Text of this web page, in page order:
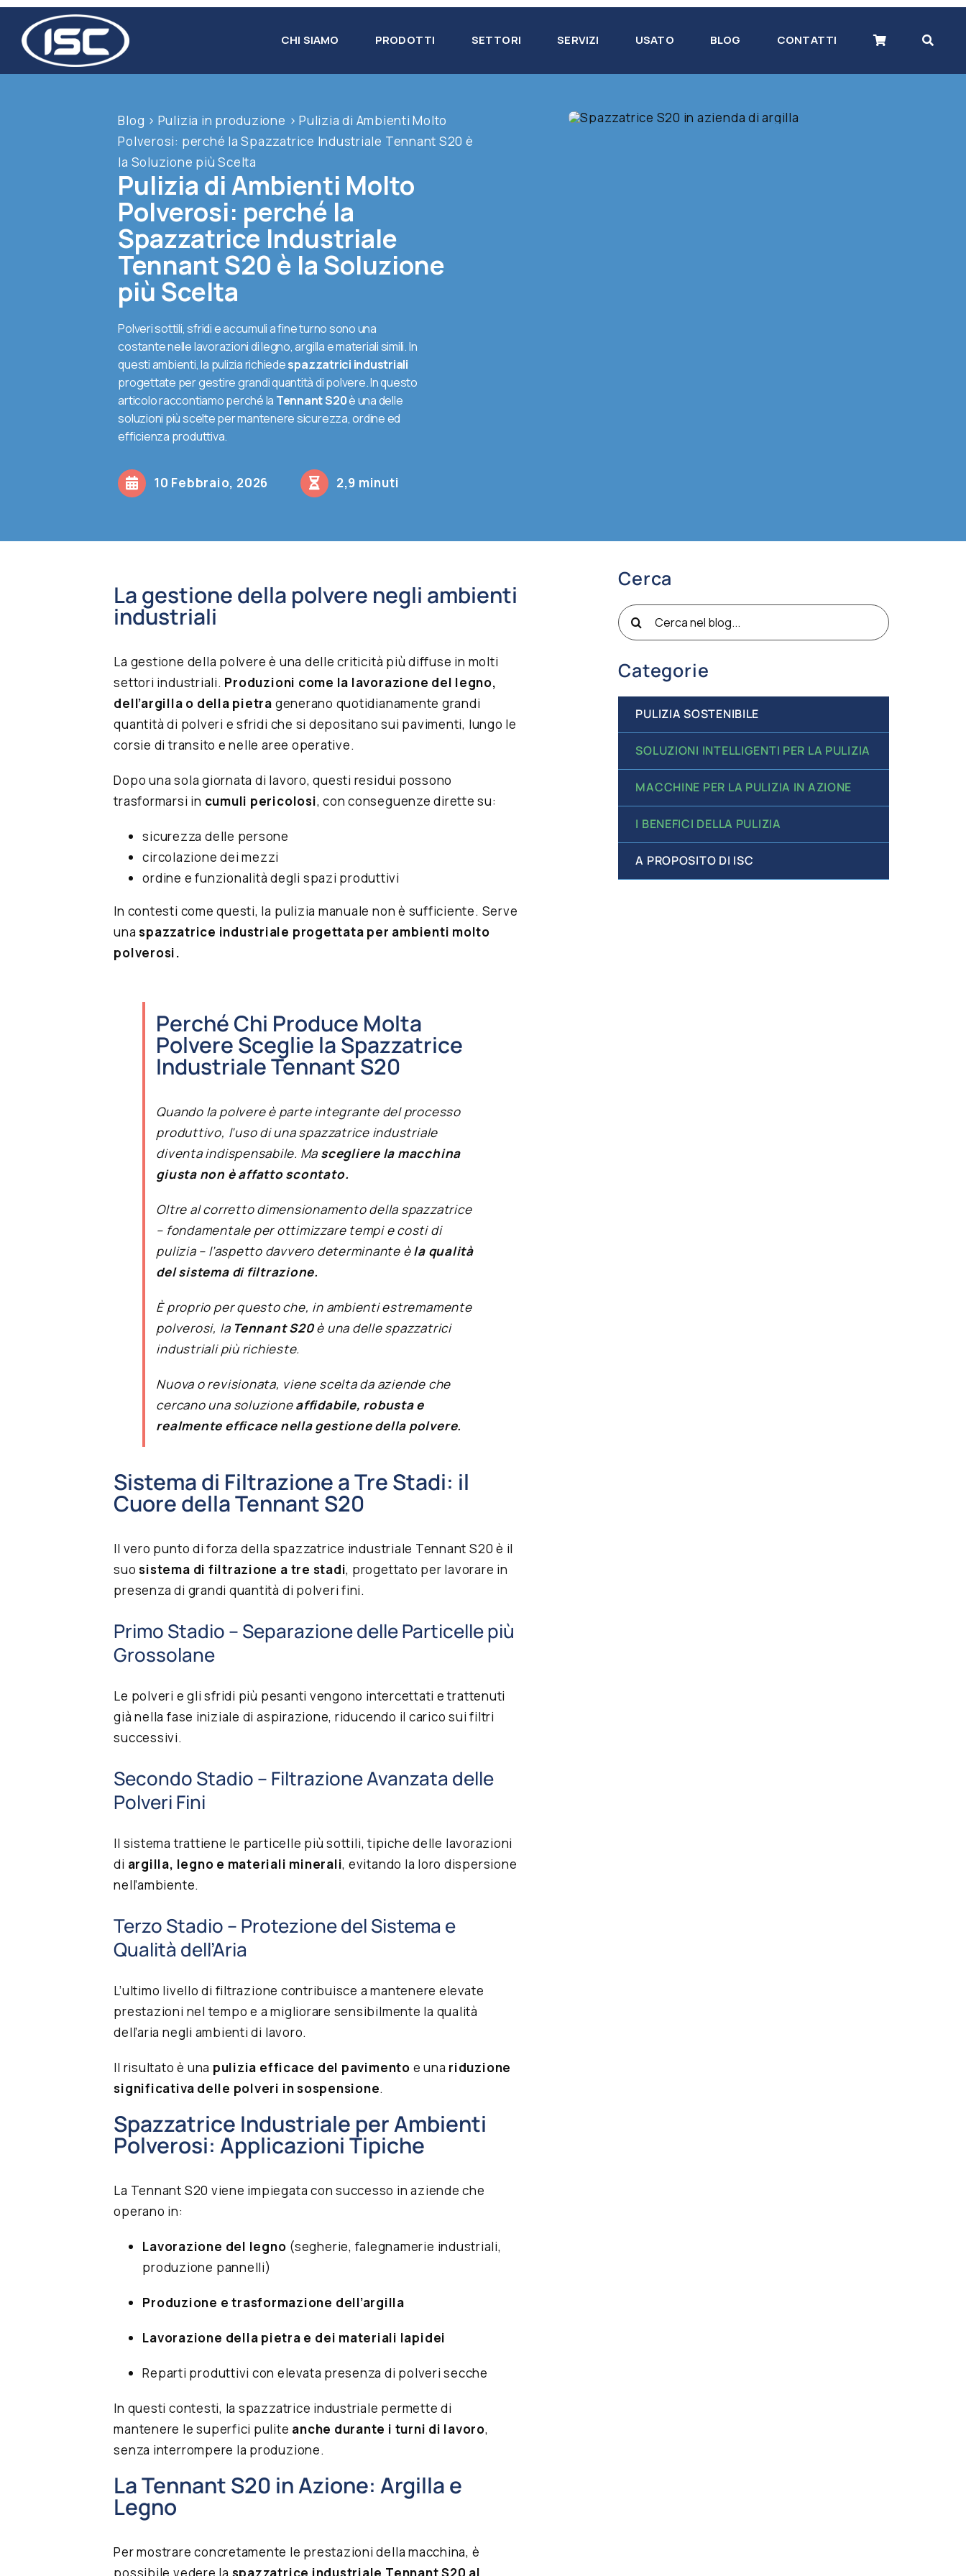
contenuto
CHI SIAMO PRODOTTI SETTORI SERVIZI USATO BLOG CONTATTI
Blog > Pulizia in produzione >Pulizia di Ambienti Molto
Polverosi: perché la Spazzatrice Industriale Tennant S20 è
la Soluzione più Scelta
Pulizia di Ambienti Molto
Polverosi: perché la
Spazzatrice Industriale
Tennant S20 è la Soluzione
più Scelta
Polveri sottili, sfridi e accumuli a fine turno sono una
costante nelle lavorazioni di legno, argilla e materiali simili. In
questi ambienti, la pulizia richiedespazzatrici industriali
progettate per gestire grandi quantità di polvere. In questo
articolo raccontiamo perché la Tennant S20è una delle
soluzioni più scelte per mantenere sicurezza, ordine ed
efficienza produttiva.
10 Febbraio, 2026 2,9 minuti
La gestione della polvere negli ambienti
industriali
La gestione della polvere è una delle criticità più diffuse in molti
settori industriali. Produzioni come la lavorazione del legno,
dell’argilla o della pietra generano quotidianamente grandi
quantità di polveri e sfridi che si depositano sui pavimenti, lungo le
corsie di transito e nelle aree operative.
Dopo una sola giornata di lavoro, questi residui possono
trasformarsi in cumuli pericolosi, con conseguenze dirette su:
sicurezza delle persone
circolazione dei mezzi
ordine e funzionalità degli spazi produttivi
In contesti come questi, la pulizia manuale non è sufficiente. Serve
unaspazzatrice industriale progettata per ambienti molto
polverosi.
Perché Chi Produce Molta
Polvere Sceglie la Spazzatrice
Industriale Tennant S20
Quando la polvere è parte integrante del processo
produttivo, l’uso di una spazzatrice industriale
diventa indispensabile. Ma scegliere la macchina
giusta non è affatto scontato.
Oltre al corretto dimensionamento della spazzatrice
– fondamentale per ottimizzare tempi e costi di
pulizia – l’aspetto davvero determinante èla qualità
del sistema di filtrazione.
È proprio per questo che, in ambienti estremamente
polverosi, la Tennant S20è una delle spazzatrici
industriali più richieste.
Nuova o revisionata, viene scelta da aziende che
cercano una soluzioneaffidabile, robusta e
realmente efficace nella gestione della polvere.
Sistema di Filtrazione a Tre Stadi: il
Cuore della Tennant S20
Il vero punto di forza della spazzatrice industriale Tennant S20 è il
suosistema di filtrazione a tre stadi, progettato per lavorare in
presenza di grandi quantità di polveri fini.
Primo Stadio – Separazione delle Particelle più
Grossolane
Le polveri e gli sfridi più pesanti vengono intercettati e trattenuti
già nella fase iniziale di aspirazione, riducendo il carico sui filtri
successivi.
Secondo Stadio – Filtrazione Avanzata delle
Polveri Fini
Il sistema trattiene le particelle più sottili, tipiche delle lavorazioni
di argilla, legno e materiali minerali, evitando la loro dispersione
nell’ambiente.
Terzo Stadio – Protezione del Sistema e
Qualità dell’Aria
L’ultimo livello di filtrazione contribuisce a mantenere elevate
prestazioni nel tempo e a migliorare sensibilmente la qualità
dell’aria negli ambienti di lavoro.
Il risultato è una pulizia efficace del pavimento e una riduzione
significativa delle polveri in sospensione.
Spazzatrice Industriale per Ambienti
Polverosi: Applicazioni Tipiche
La Tennant S20 viene impiegata con successo in aziende che
operano in:
Lavorazione del legno (segherie, falegnamerie industriali,
produzione pannelli)
Produzione e trasformazione dell’argilla
Lavorazione della pietra e dei materiali lapidei
Reparti produttivi con elevata presenza di polveri secche
In questi contesti, la spazzatrice industriale permette di
mantenere le superfici pulite anche durante i turni di lavoro,
senza interrompere la produzione.
La Tennant S20 in Azione: Argilla e
Legno
Per mostrare concretamente le prestazioni della macchina, è
possibile vedere la spazzatrice industriale Tennant S20 al
Cerca
Cerca
per:
Categorie
PULIZIA SOSTENIBILE
SOLUZIONI INTELLIGENTI PER LA PULIZIA
MACCHINE PER LA PULIZIA IN AZIONE
I BENEFICI DELLA PULIZIA
A PROPOSITO DI ISC